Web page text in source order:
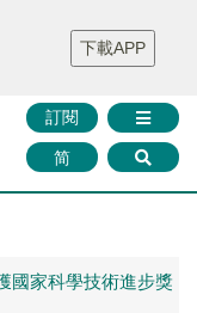
財華證券 媒體矩陣
智庫沙龍
聯絡我們
訂閱
简
下載APP
國家科學技術進步獎